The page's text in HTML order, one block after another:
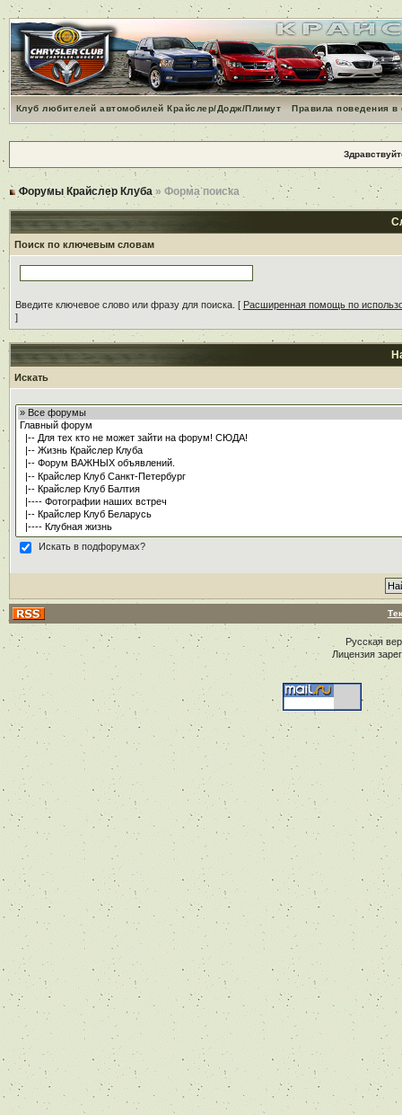
Клуб любителей автомобилей Крайслер/Додж/Плимут Правила поведения
Форумы Крайслер Клуба » Форма поиска
Поиск по ключевым словам
Введите ключевое слово или фразу для поиска. [ Расширенная помощь по
]
Искать
Искать в подфорумах?
Русская
Лицензия